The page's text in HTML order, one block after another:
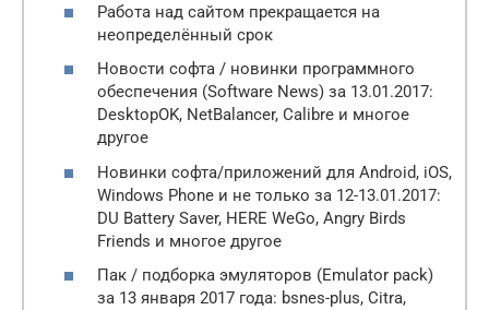
Работа над сайтом прекращается на
неопределённый срок
Новости софта / новинки программного
обеспечения (Software News) за 13.01.2017:
DesktopOK, NetBalancer, Calibre и многое
другое
Новинки софта/приложений для Android, iOS,
Windows Phone и не только за 12-13.01.2017:
DU Battery Saver, HERE WeGo, Angry Birds
Friends и многое другое
Пак / подборка эмуляторов (Emulator pack)
за 13 января 2017 года: bsnes-plus, Citra,